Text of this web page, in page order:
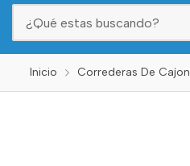
Inicio Correderas De Cajon